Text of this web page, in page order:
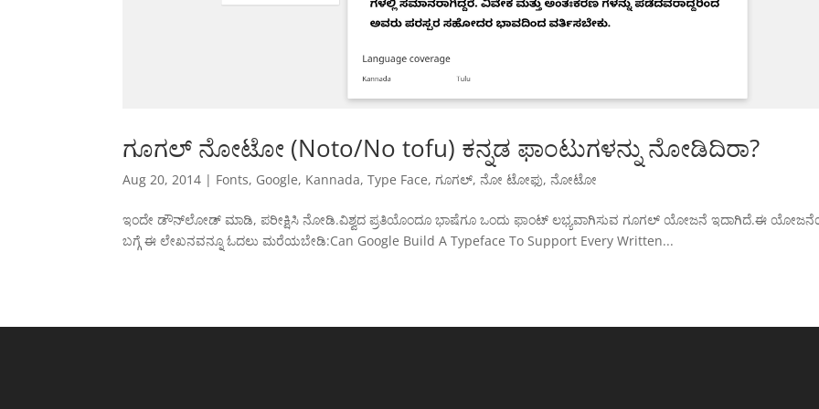
ಗೂಗಲ್ ನೋಟೋ (Noto/No tofu) ಕನ್ನಡ ಫಾಂಟುಗಳನ್ನು ನೋಡಿದಿರಾ?
Aug 20, 2014 | Fonts, Google, Kannada,Type Face,ಗೂಗಲ್,ನೋ ಟೋಫು,ನೋಟೋ
ಇಂದೇ ಡೌನ್‌ಲೋಡ್ ಮಾಡಿ, ಪರೀಕ್ಷಿಸಿ ನೋಡಿ.ವಿಶ್ವದ ಪ್ರತಿಯೊಂದೂ ಭಾಷೆಗೂ ಒಂದು ಫಾಂಟ್ ಲಭ್ಯವಾಗಿಸುವ ಗೂಗಲ್ ಯೋಜನೆ ಇದಾಗಿದೆ.ಈ
ಬಗ್ಗೆ ಈ ಲೇಖನವನ್ನೂ ಓದಲು ಮರೆಯಬೇಡಿ:Can Google Build A Typeface To Support Every Written...